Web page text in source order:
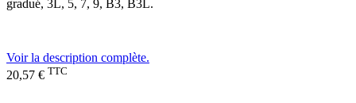
gradué, 3L, 5, 7, 9, B3, B3L.
Voir la description complète.
20,57 € TTC